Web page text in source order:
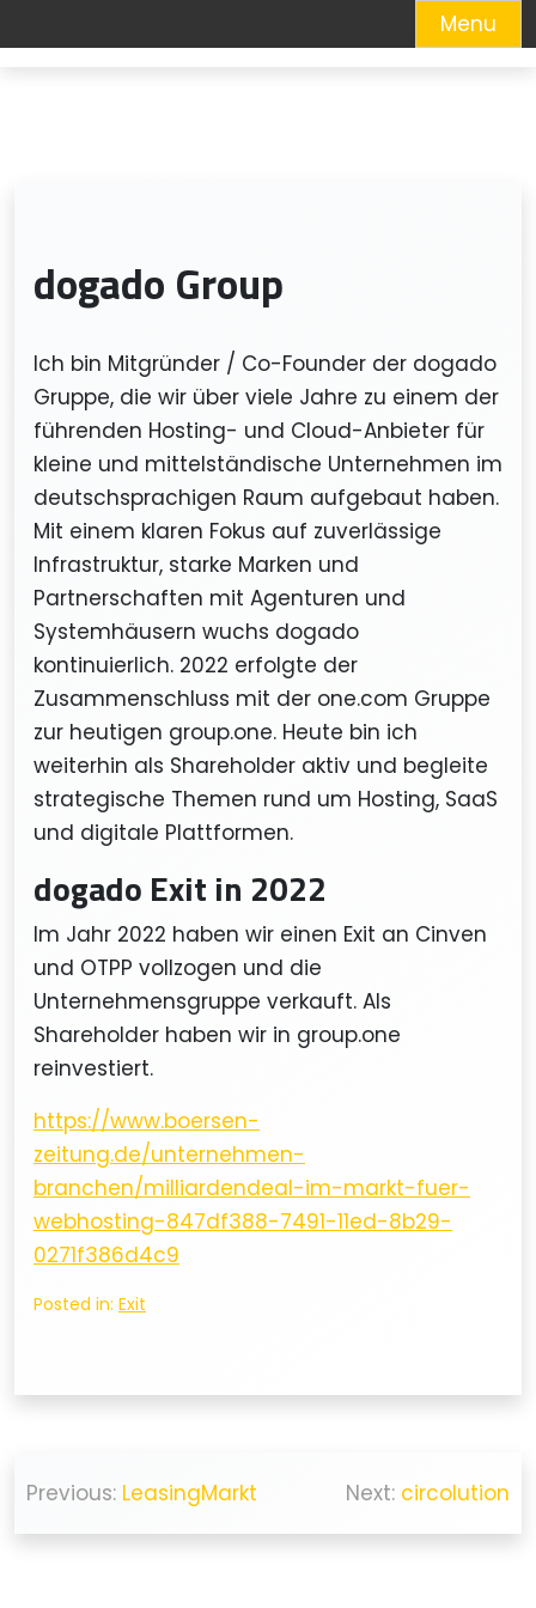
Menu
dogado Group
Ich bin Mitgründer / Co-Founder der dogado
Gruppe, die wir über viele Jahre zu einem der
führenden Hosting- und Cloud-Anbieter für
kleine und mittelständische Unternehmen im
deutschsprachigen Raum aufgebaut haben.
Mit einem klaren Fokus auf zuverlässige
Infrastruktur, starke Marken und
Partnerschaften mit Agenturen und
Systemhäusern wuchs dogado
kontinuierlich. 2022 erfolgte der
Zusammenschluss mit der one.com Gruppe
zur heutigen group.one. Heute bin ich
weiterhin als Shareholder aktiv und begleite
strategische Themen rund um Hosting, SaaS
und digitale Plattformen.
dogado Exit in 2022
Im Jahr 2022 haben wir einen Exit an Cinven
und OTPP vollzogen und die
Unternehmensgruppe verkauft. Als
Shareholder haben wir in group.one
reinvestiert.
https://www.boersen-
zeitung.de/unternehmen-
branchen/milliardendeal-im-markt-fuer-
webhosting-847df388-7491-11ed-8b29-
0271f386d4c9
Posted in: Exit
Beitragsnavigation
Previous: LeasingMarkt Next: circolution